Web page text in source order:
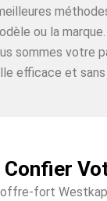
ou la marque.
sommes votre
efficace et
Confier
fort